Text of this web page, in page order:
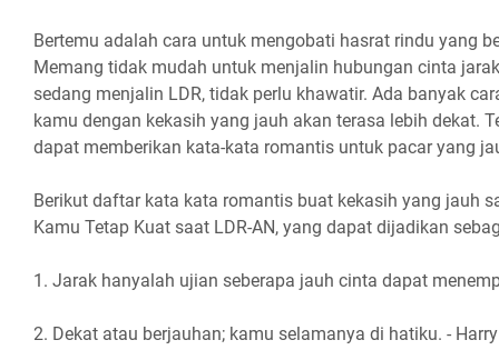
Bertemu adalah cara untuk mengobati hasrat rindu yang
Memang tidak mudah untuk menjalin hubungan cinta
sedang menjalin LDR, tidak perlu khawatir. Ada banyak
kamu dengan kekasih yang jauh akan terasa lebih dekat.
dapat memberikan kata-kata romantis untuk pacar yang
Berikut daftar kata kata romantis buat kekasih yang jauh
Kamu Tetap Kuat saat LDR-AN, yang dapat dijadikan
1. Jarak hanyalah ujian seberapa jauh cinta dapat
2. Dekat atau berjauhan; kamu selamanya di hatiku. -